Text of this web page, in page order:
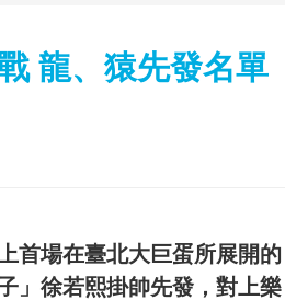
龍、猿先發名單
首場在臺北大巨蛋所展開的
」徐若熙掛帥先發，對上樂